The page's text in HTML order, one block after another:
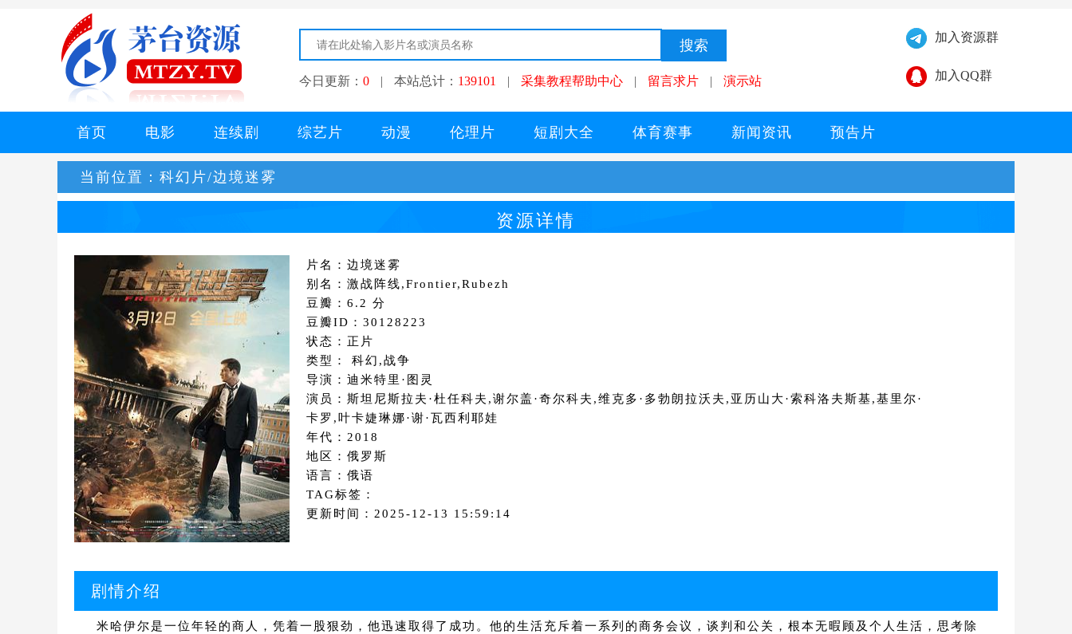
今日更新： 0 | 本站总计： 139101 | 采集教程帮助中心 | 留言求片 | 演示站
加入资源群
加入QQ群
首页 电影 连续剧 综艺片 动漫 伦理片 短剧大全 体育赛事 新闻资讯 预告片
当前位置： 科幻片/边境迷雾
资源详情
片名：边境迷雾
别名：激战阵线,Frontier,Rubezh
豆瓣：6.2 分
豆瓣ID：30128223
状态：正片
类型： 科幻,战争
导演：迪米特里·图灵
演员：斯坦尼斯拉夫·杜任科夫,谢尔盖·奇尔科夫,维克多·多勃朗拉沃夫,亚历山大·索科洛夫斯基,基里尔·
卡罗,叶卡婕琳娜·谢·瓦西利耶娃
年代：2018
地区：俄罗斯
语言：俄语
TAG标签：
更新时间：2025-12-13 15:59:14
剧情介绍
米哈伊尔是一位年轻的商人，凭着一股狠劲，他迅速取得了成功。他的生活充斥着一系列的商务会议，谈判和公关，根本无暇顾及个人生活，思考除